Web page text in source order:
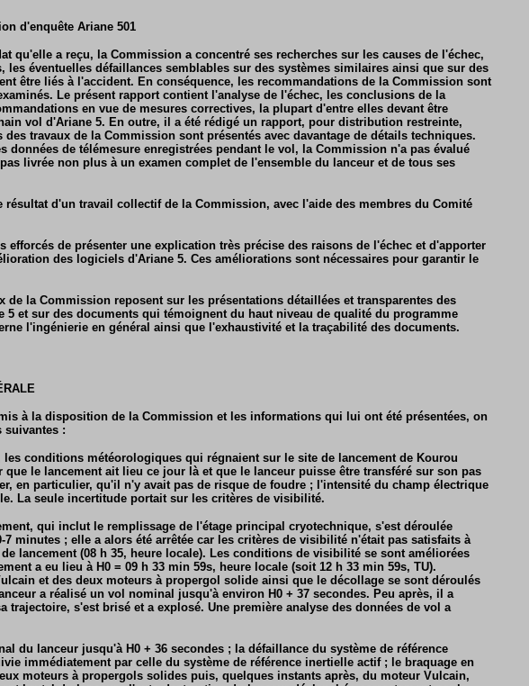
d'enquête Ariane 501
qu'elle a reçu, la Commission a concentré ses recherches sur les causes de l'échec,
les éventuelles défaillances semblables sur des systèmes similaires ainsi que sur des
être liés à l'accident. En conséquence, les recommandations de la Commission sont
Le présent rapport contient l'analyse de l'échec, les conclusions de la
en vue de mesures correctives, la plupart d'entre elles devant être
vol d'Ariane 5. En outre, il a été rédigé un rapport, pour distribution restreinte,
travaux de la Commission sont présentés avec davantage de détails techniques.
données de télémesure enregistrées pendant le vol, la Commission n'a pas évalué
livrée non plus à un examen complet de l'ensemble du lanceur et de tous ses
résultat d'un travail collectif de la Commission, avec l'aide des membres du Comité
efforcés de présenter une explication très précise des raisons de l'échec et d'apporter
des logiciels d'Ariane 5. Ces améliorations sont nécessaires pour garantir le
de la Commission reposent sur les présentations détaillées et transparentes des
5 et sur des documents qui témoignent du haut niveau de qualité du programme
l'ingénierie en général ainsi que l'exhaustivité et la traçabilité des documents.
à la disposition de la Commission et les informations qui lui ont été présentées, on
suivantes :
les conditions météorologiques qui régnaient sur le site de lancement de Kourou
que le lancement ait lieu ce jour là et que le lanceur puisse être transféré sur son pas
en particulier, qu'il n'y avait pas de risque de foudre ; l'intensité du champ électrique
La seule incertitude portait sur les critères de visibilité.
qui inclut le remplissage de l'étage principal cryotechnique, s'est déroulée
7 minutes ; elle a alors été arrêtée car les critères de visibilité n'était pas satisfaits à
lancement (08 h 35, heure locale). Les conditions de visibilité se sont améliorées
a eu lieu à H0 = 09 h 33 min 59s, heure locale (soit 12 h 33 min 59s, TU).
et des deux moteurs à propergol solide ainsi que le décollage se sont déroulés
a réalisé un vol nominal jusqu'à environ H0 + 37 secondes. Peu après, il a
trajectoire, s'est brisé et a explosé. Une première analyse des données de vol a
du lanceur jusqu'à H0 + 36 secondes ; la défaillance du système de référence
immédiatement par celle du système de référence inertielle actif ; le braquage en
moteurs à propergols solides puis, quelques instants après, du moteur Vulcain,